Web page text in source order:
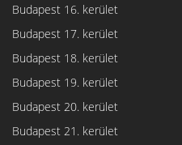
Budapest 16. kerület
Budapest 17. kerület
Budapest 18. kerület
Budapest 19. kerület
Budapest 20. kerület
Budapest 21. kerület